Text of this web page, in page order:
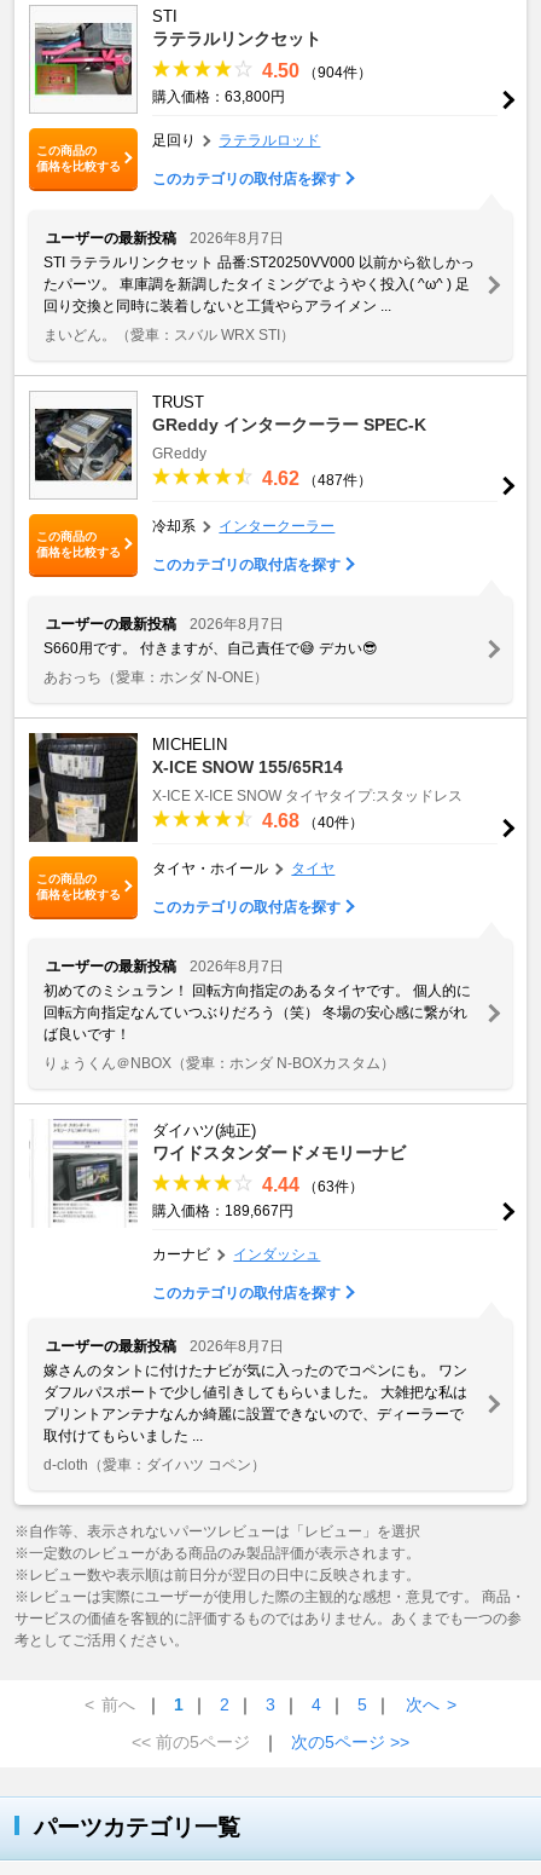
この商品の
価格を比較する
STI
ラテラルリンクセット
4.50
（904件）
購入価格：63,800円
足回り ラテラルロッド
このカテゴリの取付店を探す
ユーザーの最新投稿
2026年8月7日
STI ラテラルリンクセット 品番:ST20250VV000 以前から欲しかっ
たパーツ。 車庫調を新調したタイミングでようやく投入( ^ω^ ) 足
回り交換と同時に装着しないと工賃やらアライメン ...
まいどん。
（愛車：スバル WRX STI）
この商品の
価格を比較する
TRUST
GReddy インタークーラー SPEC-K
GReddy
4.62 （487件）
冷却系 インタークーラー
このカテゴリの取付店を探す
ユーザーの最新投稿
2026年8月7日
S660用です。 付きますが、自己責任で😅 デカい😎
あおっち （愛車：ホンダ N-ONE）
この商品の
価格を比較する
MICHELIN
X-ICE SNOW 155/65R14
X-ICE X-ICE SNOW タイヤタイプ:スタッドレス
4.68 （40件）
タイヤ・ホイール タイヤ
このカテゴリの取付店を探す
ユーザーの最新投稿
2026年8月7日
初めてのミシュラン！ 回転方向指定のあるタイヤです。 個人的に
回転方向指定なんていつぶりだろう（笑） 冬場の安心感に繋がれ
ば良いです！
りょうくん＠NBOX （愛車：ホンダ N-BOXカスタム）
ダイハツ(純正)
ワイドスタンダードメモリーナビ
4.44
（63件）
購入価格：189,667円
カーナビ インダッシュ
このカテゴリの取付店を探す
ユーザーの最新投稿
2026年8月7日
嫁さんのタントに付けたナビが気に入ったのでコペンにも。 ワン
ダフルパスポートで少し値引きしてもらいました。 大雑把な私は
プリントアンテナなんか綺麗に設置できないので、ディーラーで
取付けてもらいました ...
d-cloth （愛車：ダイハツ コペン）
※自作等、表示されないパーツレビューは「レビュー」を選択
※一定数のレビューがある商品のみ製品評価が表示されます。
※レビュー数や表示順は前日分が翌日の日中に反映されます。
※レビューは実際にユーザーが使用した際の主観的な感想・意見です。 商品・
サービスの価値を客観的に評価するものではありません。あくまでも一つの参
考としてご活用ください。
< 前へ ｜ 1 ｜ 2 ｜ 3 ｜ 4 ｜ 5 ｜ 次へ >
<< 前の5ページ
｜ 次の5ページ >>
パーツカテゴリ一覧